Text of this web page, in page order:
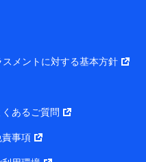
ご利用に関する情報。例
履歴などが含まれます。
ィナンシャルグループが
NTTドコモ・フィナンシ
メントに対する基本方針
くあるご質問
責事項